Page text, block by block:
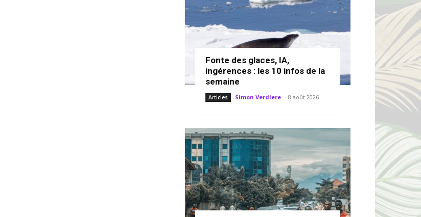
Fonte des glaces, IA,
ingérences : les 10 infos de la
semaine
Articles Simon Verdiere - 8 août 2026